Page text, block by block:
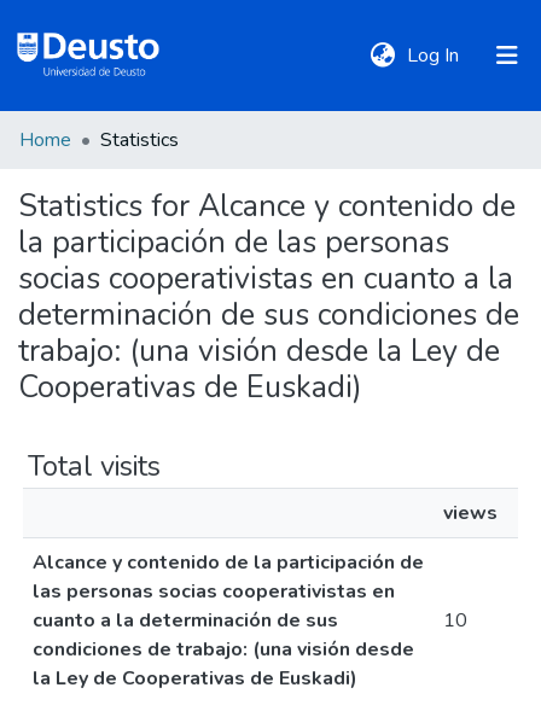
Log In (current)
Communities
&
Collections
All of DSpace
Policies
Home Statistics
Statistics for Alcance y contenido de
la participación de las personas
socias cooperativistas en cuanto a la
determinación de sus condiciones de
trabajo: (una visión desde la Ley de
Cooperativas de Euskadi)
Total visits
views
Alcance y contenido de la participación de
las personas socias cooperativistas en
cuanto a la determinación de sus
condiciones de trabajo: (una visión desde
la Ley de Cooperativas de Euskadi)
10